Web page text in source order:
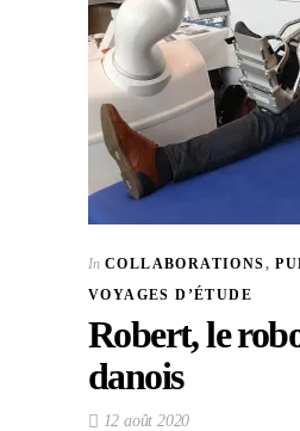
In COLLABORATIONS,
VOYAGES D’ÉTUDE
Robert, le
danois
12 août 2020